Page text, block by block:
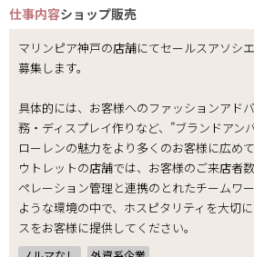
仕事内容ショップ販売
マリンピア神戸の店舗にてセールスアソシ
募集します。
具体的には、お客様へのファッションアド
務・ディスプレイ作りなど、”ブランドアン
ローレンの魅力をより多くのお客様に広め
ウトレットの店舗では、お客様のご来店者
ペレーション管理と連携のとれたチームワ
ような環境の中で、ホスピタリティを大切
スをお客様に提供してください。